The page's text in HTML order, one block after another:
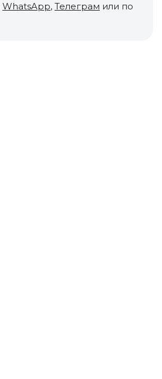
WhatsApp, Телеграм или по